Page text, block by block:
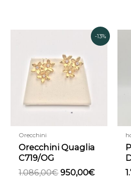
-13%
Orecchini
Orecchini Quaglia
C719/OG
1.086,00€
originale
era:
1.086,00€.
950,00€
Il
prezzo